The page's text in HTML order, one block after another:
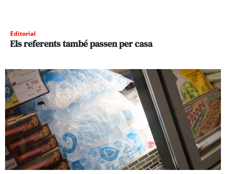
Editorial
Els referents també passen per casa